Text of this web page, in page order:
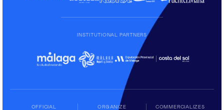
INSTITUTIONAL PARTNERS
OFFICIAL ORGANIZE COMMERCIALIZES